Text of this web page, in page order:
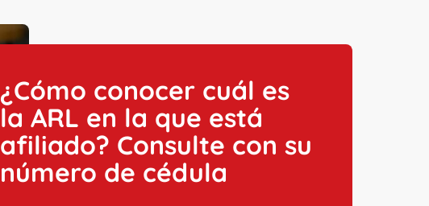
¿Cómo conocer cuál es
la ARL en la que está
afiliado? Consulte con su
número de cédula